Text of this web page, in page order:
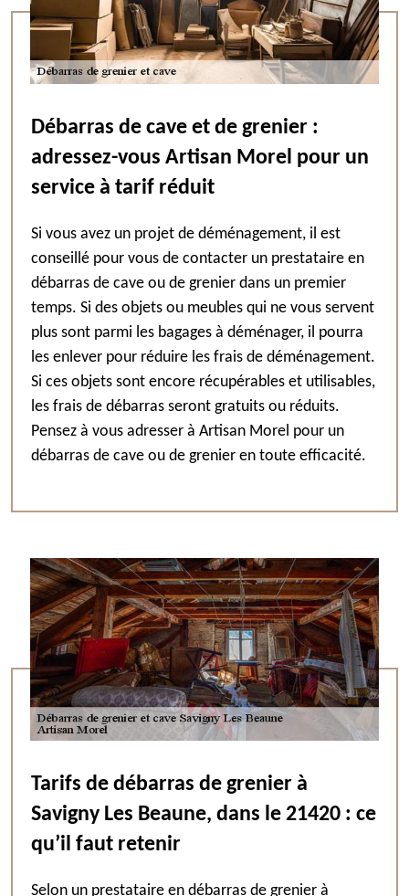
Débarras de cave et de grenier :
adressez-vous Artisan Morel pour un
service à tarif réduit
Si vous avez un projet de déménagement, il est
conseillé pour vous de contacter un prestataire en
débarras de cave ou de grenier dans un premier
temps. Si des objets ou meubles qui ne vous servent
plus sont parmi les bagages à déménager, il pourra
les enlever pour réduire les frais de déménagement.
Si ces objets sont encore récupérables et utilisables,
les frais de débarras seront gratuits ou réduits.
Pensez à vous adresser à Artisan Morel pour un
débarras de cave ou de grenier en toute efficacité.
Tarifs de débarras de grenier à
Savigny Les Beaune, dans le 21420 : ce
qu’il faut retenir
Selon un prestataire en débarras de grenier à